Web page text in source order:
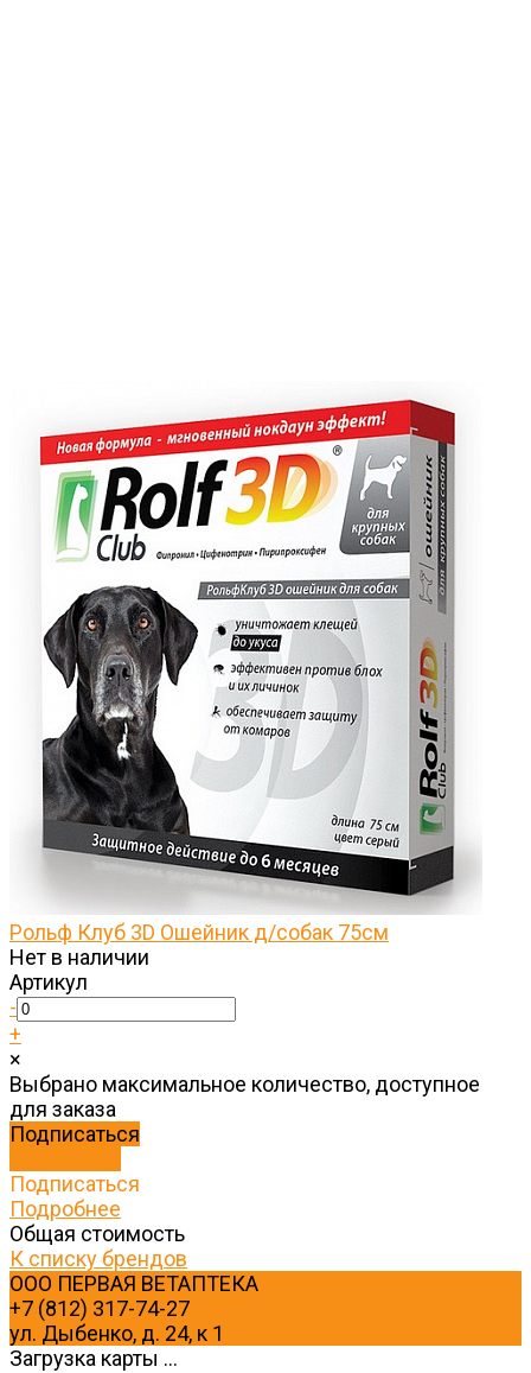
Рольф Клуб 3D Ошейник д/собак 75см
Нет в наличии
Артикул
-
+
×
Выбрано максимальное количество, доступное
для заказа
Подписаться
Подписаться
Подробнее
Общая стоимость
К списку брендов
ООО ПЕРВАЯ ВЕТАПТЕКА
+7 (812) 317-74-27
ул. Дыбенко, д. 24, к 1
Загрузка карты ...